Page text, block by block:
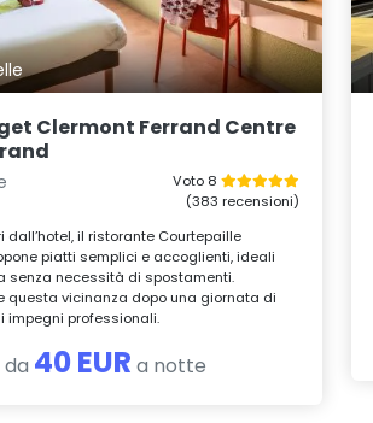
Clermont Ferrand Centre
Voto 8
(383 recensioni)
dall’hotel, il ristorante Courtepaille
piatti semplici e accoglienti, ideali
senza necessità di spostamenti.
questa vicinanza dopo una giornata di
impegni professionali.
40 EUR a notte